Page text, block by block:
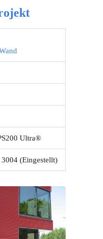
Ultra®
(Eingestellt)